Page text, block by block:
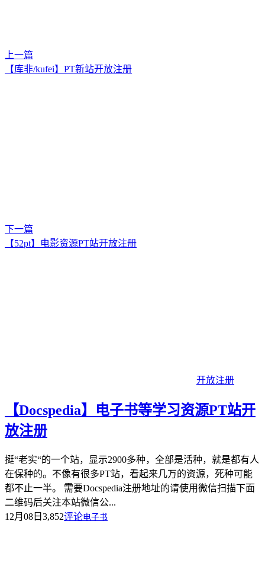
上一篇
【库非/kufei】PT新站开放注册
下一篇
【52pt】电影资源PT站开放注册
开放注册
【Docspedia】电子书等学习资源PT站开
放注册
挺“老实“的一个站，显示2900多种，全部是活种，就是都有人
在保种的。不像有很多PT站，看起来几万的资源，死种可能
都不止一半。 需要Docspedia注册地址的请使用微信扫描下面
二维码后关注本站微信公...
12月08日 3,852评论电子书